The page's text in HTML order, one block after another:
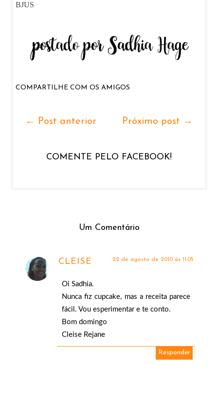
BJUS
COMPARTILHE COM OS AMIGOS
Próximo post →
← Post anterior
COMENTE PELO FACEBOOK!
Um Comentário
CLEISE 22 de agosto de 2010 às 11:05
Oi Sadhia.
Nunca fiz cupcake, mas a receita parece
fácil. Vou esperimentar e te conto.
Bom domingo
Cleise Rejane
Responder